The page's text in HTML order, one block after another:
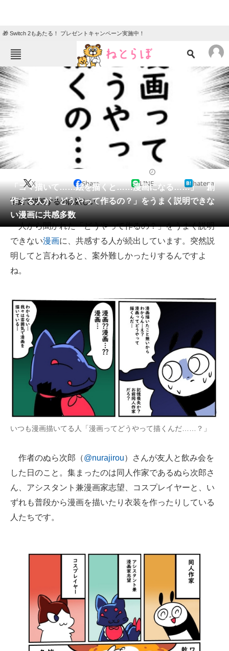
🎁 Switch 2もあたる！ プレゼントキャンペーン実施中！
ねとらぼメニュー
TOP ニュース
エンタメ クイズ
グルメ 地域
教育・育児
動物
会員記事
メディア
注目記事を集めた総合ページ
ITの今と未来を見通す
好きが集まる 比べて選べる
ビジネスと働き方のヒント
AI活用のいまが分かる
企業ITのトレンドを詳説
経営リーダーのコミュニティ
マーケ×ITの今がよく分かる
企業向けIT製品の総合サイト
IT製品の技術・比較・事例
製造業のIT導入・活用を支援
エレクトロニクス専門サイト
電子設計の基本と応用
エネルギーの専門メディア
建設×テクノロジーの最前線
ちょっと気になるネットの話題
「コマ描いて……絵を描くと……漫画になる……」 創
作する人が「どうやって作るの？」をうまく説明できな
い漫画に共感多数
X Share LINE hatena
言葉で説明するのは難しい。
人から聞かれた「どうやって作るの？」をうまく説明
できない漫画に、共感する人が続出しています。突然説
明してと言われると、案外難しかったりするんですよ
ね。
いつも漫画描いてる人「漫画ってどうやって描くんだ……？」
作者のぬら次郎（@nurajirou）さんが友人と飲み会を
した日のこと。集まったのは同人作家であるぬら次郎さ
ん、アシスタント兼漫画家志望、コスプレイヤーと、い
ずれも普段から漫画を描いたり衣装を作ったりしている
人たちです。